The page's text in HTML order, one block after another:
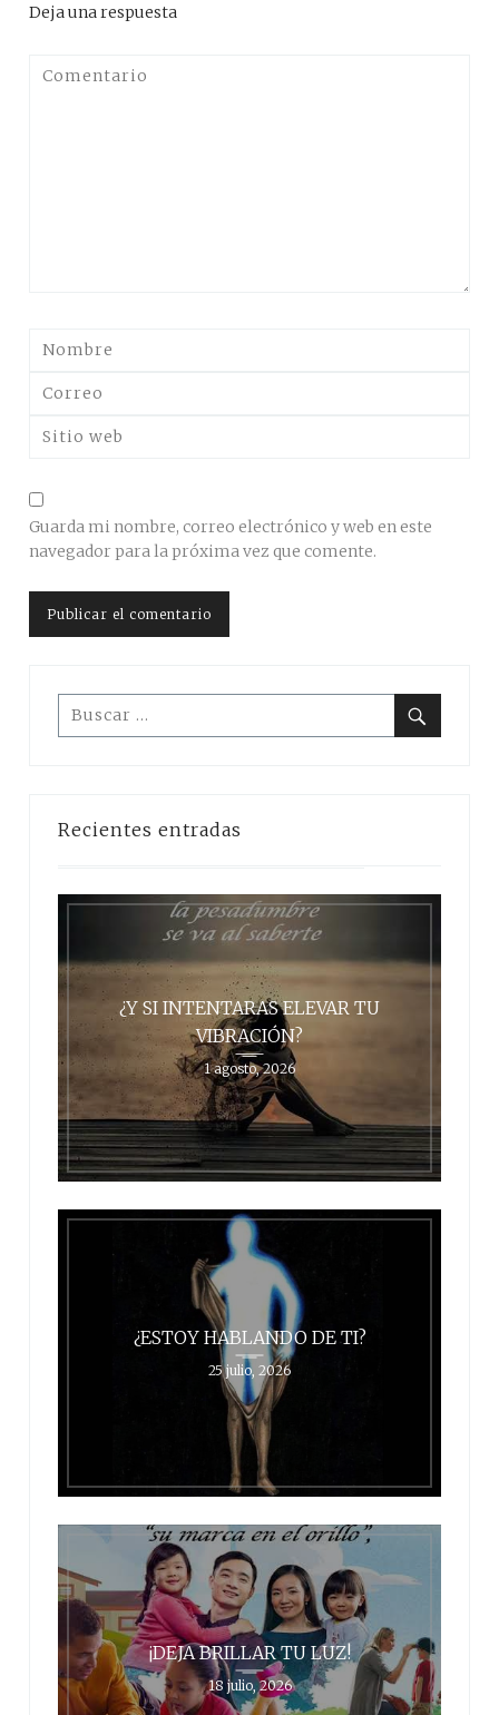
Deja una respuesta
Guarda mi nombre, correo electrónico y web en este
navegador para la próxima vez que comente.
Buscar:
Recientes entradas
¿Y SI INTENTARAS ELEVAR TU
VIBRACIÓN?
1 agosto, 2026
¿ESTOY HABLANDO DE TI?
25 julio, 2026
¡DEJA BRILLAR TU LUZ!
18 julio, 2026